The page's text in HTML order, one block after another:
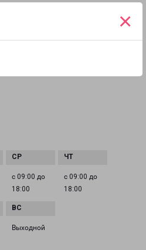
×
с 09:00 до
18:00
с 09:00 до
18:00
Выходной